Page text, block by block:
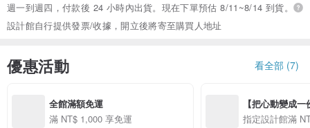
週一到週四，付款後 24 小時內出貨。現在下單預估 8/11~8/14 到貨。
設計館自行提供發票/收據，開立後將寄至購買人地址
優惠活動 看全部 (7)
全館滿額免運
滿 NT$ 1,000 享免運
【把心動變成
精選品牌全館滿
指定設計館滿